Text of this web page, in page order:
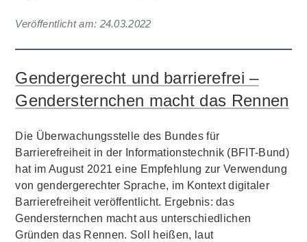
Veröffentlicht am: 24.03.2022
Gendergerecht und barrierefrei –
Gendersternchen macht das Rennen
Die Überwachungsstelle des Bundes für
Barrierefreiheit in der Informationstechnik (BFIT-Bund)
hat im August 2021 eine Empfehlung zur Verwendung
von gendergerechter Sprache, im Kontext digitaler
Barrierefreiheit veröffentlicht. Ergebnis: das
Gendersternchen macht aus unterschiedlichen
Gründen das Rennen. Soll heißen, laut